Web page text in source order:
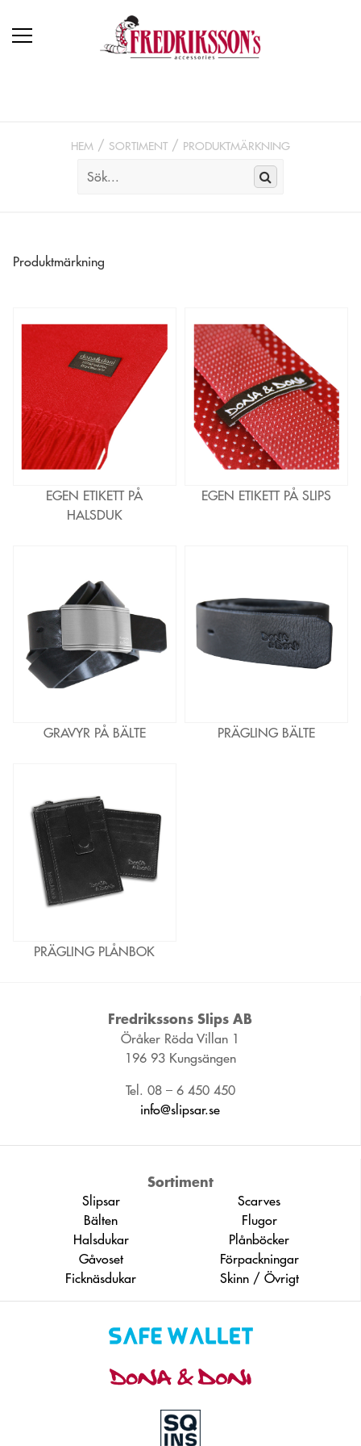
HEM SORTIMENT PRODUKTMÄRKNING
Produktmärkning
EGEN ETIKETT PÅ
HALSDUK
EGEN ETIKETT PÅ SLIPS
GRAVYR PÅ BÄLTE PRÄGLING BÄLTE
PRÄGLING PLÅNBOK
Fredrikssons Slips AB
Öråker Röda Villan 1
196 93 Kungsängen
Tel. 08 – 6 450 450
info@slipsar.se
Sortiment
Slipsar
Scarves
Bälten
Flugor
Halsdukar
Plånböcker
Gåvoset
Förpackningar
Ficknäsdukar
Skinn / Övrigt